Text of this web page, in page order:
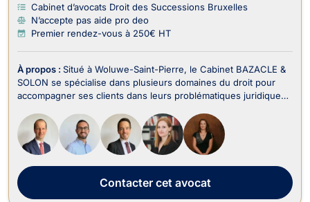
Cabinet d’avocats Droit des Successions Bruxelles
N’accepte pas aide pro deo
Premier rendez-vous à 250€ HT
À propos : Situé à Woluwe-Saint-Pierre, le Cabinet BAZACLE &
SOLON se spécialise dans plusieurs domaines du droit pour
accompagner ses clients dans leurs problématiques juridiques
des Affaires, Droit des Sociétés, Droit des Affaires, Droit des
Successions, Droit Commercia...
Contactercet avocat